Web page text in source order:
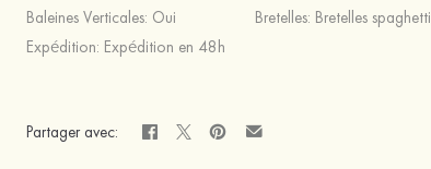
Baleines Verticales: Oui Bretelles: Bretelles spaghetti
Expédition: Expédition en 48h
Partager avec: